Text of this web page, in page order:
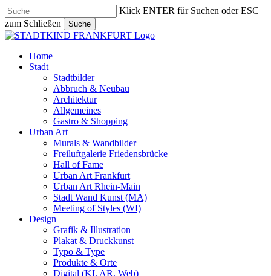
Skip
to
main
content
Klick ENTER für Suchen oder ESC
zum Schließen
Suche
Close
search
Menu
Home
Stadt
Stadtbilder
Abbruch & Neubau
Architektur
Allgemeines
Gastro & Shopping
Urban Art
Murals & Wandbilder
Freiluftgalerie Friedensbrücke
Hall of Fame
Urban Art Frankfurt
Urban Art Rhein-Main
Stadt Wand Kunst (MA)
Meeting of Styles (WI)
Design
Grafik & Illustration
Plakat & Druckkunst
Typo & Type
Produkte & Orte
Digital (KI, AR, Web)